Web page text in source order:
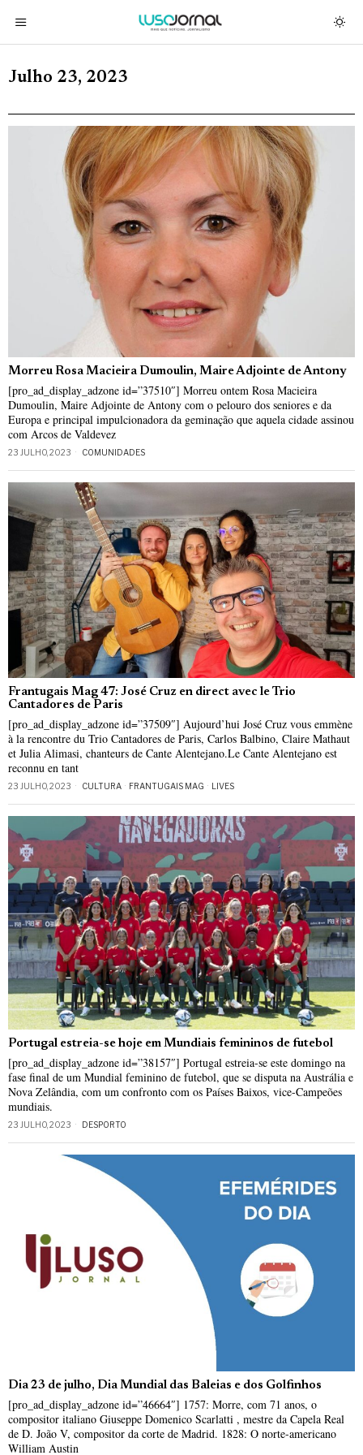
Julho 23, 2023
Morreu Rosa Macieira Dumoulin, Maire Adjointe de Antony
[pro_ad_display_adzone id=”37510″] Morreu ontem Rosa Macieira
Dumoulin, Maire Adjointe de Antony com o pelouro dos seniores e da
Europa e principal impulcionadora da geminação que aquela cidade assinou
com Arcos de Valdevez
23 JULHO, 2023 COMUNIDADES
Frantugais Mag 47: José Cruz en direct avec le Trio
Cantadores de Paris
[pro_ad_display_adzone id=”37509″] Aujourd’hui José Cruz vous emmène
à la rencontre du Trio Cantadores de Paris, Carlos Balbino, Claire Mathaut
et Julia Alimasi, chanteurs de Cante Alentejano.Le Cante Alentejano est
reconnu en tant
23 JULHO, 2023 CULTURA · FRANTUGAIS MAG · LIVES
Portugal estreia-se hoje em Mundiais femininos de futebol
[pro_ad_display_adzone id=”38157″] Portugal estreia-se este domingo na
fase final de um Mundial feminino de futebol, que se disputa na Austrália e
Nova Zelândia, com um confronto com os Países Baixos, vice-Campeões
mundiais.
23 JULHO, 2023 DESPORTO
Dia 23 de julho, Dia Mundial das Baleias e dos Golfinhos
[pro_ad_display_adzone id=”46664″] 1757: Morre, com 71 anos, o
compositor italiano Giuseppe Domenico Scarlatti , mestre da Capela Real
de D. João V, compositor da corte de Madrid. 1828: O norte-americano
William Austin